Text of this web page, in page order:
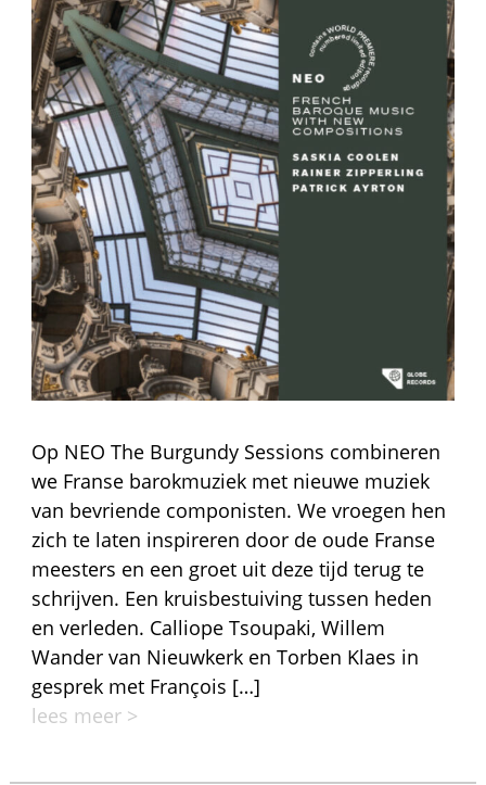
Op NEO The Burgundy Sessions combineren
we Franse barokmuziek met nieuwe muziek
van bevriende componisten. We vroegen hen
zich te laten inspireren door de oude Franse
meesters en een groet uit deze tijd terug te
schrijven. Een kruisbestuiving tussen heden
en verleden. Calliope Tsoupaki, Willem
Wander van Nieuwkerk en Torben Klaes in
gesprek met François […]
lees meer >